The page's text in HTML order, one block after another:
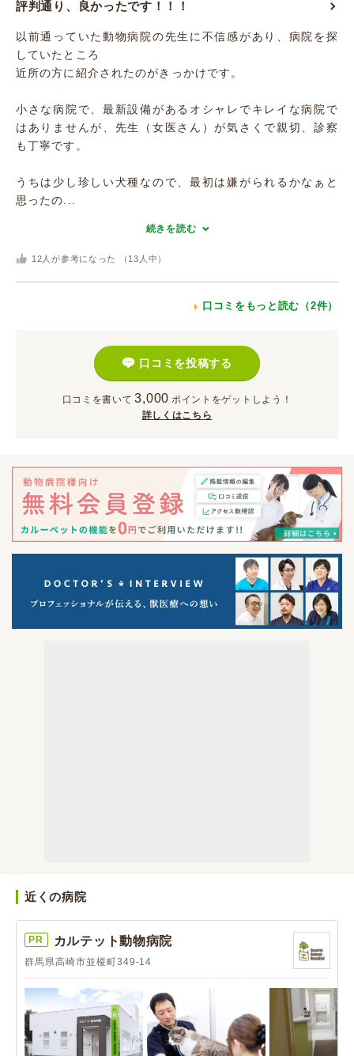
評判通り、良かったです！！！
以前通っていた動物病院の先生に不信感があり、病院を探
していたところ
近所の方に紹介されたのがきっかけです。
小さな病院で、最新設備があるオシャレでキレイな病院で
はありませんが、先生（女医さん）が気さくで親切、診察
も丁寧です。
うちは少し珍しい犬種なので、最初は嫌がられるかなぁと
思ったの...
続きを読む
12 人が参考になった （ 13 人中）
口コミをもっと読む（2件）
口コミを投稿する
口コミを書いて 3,000 ポイント をゲットしよう！
詳しくはこちら
近くの病院
PR カルテット動物病院
群馬県高崎市並榎町349-14